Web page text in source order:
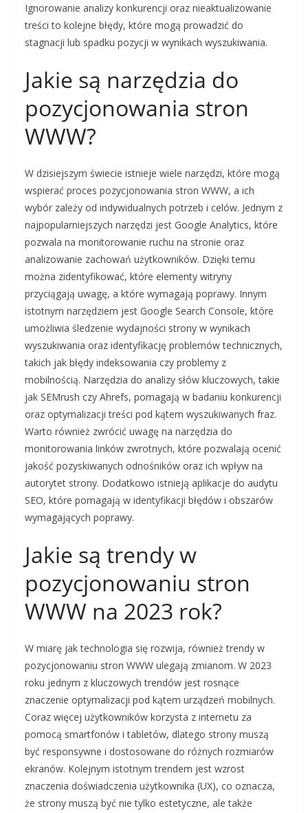
Ignorowanie analizy konkurencji oraz nieaktualizowanie
treści to kolejne błędy, które mogą prowadzić do
stagnacji lub spadku pozycji w wynikach wyszukiwania.
Jakie są narzędzia do
pozycjonowania stron
WWW?
W dzisiejszym świecie istnieje wiele narzędzi, które mogą
wspierać proces pozycjonowania stron WWW, a ich
wybór zależy od indywidualnych potrzeb i celów. Jednym z
najpopularniejszych narzędzi jest Google Analytics, które
pozwala na monitorowanie ruchu na stronie oraz
analizowanie zachowań użytkowników. Dzięki temu
można zidentyfikować, które elementy witryny
przyciągają uwagę, a które wymagają poprawy. Innym
istotnym narzędziem jest Google Search Console, które
umożliwia śledzenie wydajności strony w wynikach
wyszukiwania oraz identyfikację problemów technicznych,
takich jak błędy indeksowania czy problemy z
mobilnością. Narzędzia do analizy słów kluczowych, takie
jak SEMrush czy Ahrefs, pomagają w badaniu konkurencji
oraz optymalizacji treści pod kątem wyszukiwanych fraz.
Warto również zwrócić uwagę na narzędzia do
monitorowania linków zwrotnych, które pozwalają ocenić
jakość pozyskiwanych odnośników oraz ich wpływ na
autorytet strony. Dodatkowo istnieją aplikacje do audytu
SEO, które pomagają w identyfikacji błędów i obszarów
wymagających poprawy.
Jakie są trendy w
pozycjonowaniu stron
WWW na 2023 rok?
W miarę jak technologia się rozwija, również trendy w
pozycjonowaniu stron WWW ulegają zmianom. W 2023
roku jednym z kluczowych trendów jest rosnące
znaczenie optymalizacji pod kątem urządzeń mobilnych.
Coraz więcej użytkowników korzysta z internetu za
pomocą smartfonów i tabletów, dlatego strony muszą
być responsywne i dostosowane do różnych rozmiarów
ekranów. Kolejnym istotnym trendem jest wzrost
znaczenia doświadczenia użytkownika (UX), co oznacza,
że strony muszą być nie tylko estetyczne, ale także